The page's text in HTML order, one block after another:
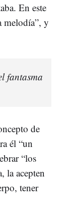
En este
melodía”, y
fantasma
de
él “un
“los
la acepten
tener